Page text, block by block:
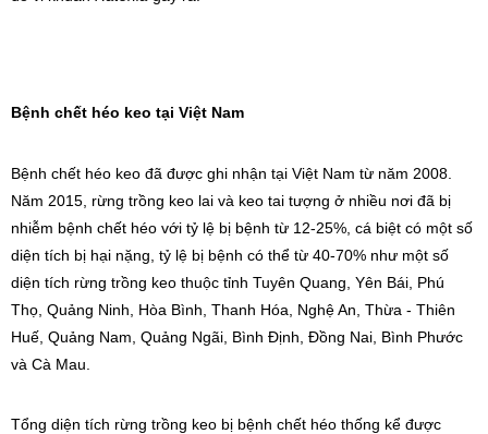
Bệnh chết héo keo tại Việt Nam
Bệnh chết héo keo đã được ghi nhận tại Việt Nam từ năm 2008.
Năm 2015, rừng trồng keo lai và keo tai tượng ở nhiều nơi đã bị
nhiễm bệnh chết héo với tỷ lệ bị bệnh từ 12-25%, cá biệt có một số
diện tích bị hại nặng, tỷ lệ bị bệnh có thể từ 40-70% như một số
diện tích rừng trồng keo thuộc tỉnh Tuyên Quang , Yên Bái, Phú
Thọ, Quảng Ninh, Hòa Bình, Thanh Hóa, Nghệ An, Thừa - Thiên
Huế, Quảng Nam, Quảng Ngãi, Bình Định, Đồng Nai, Bình Phước
và Cà Mau.
Tổng diện tích rừng trồng keo bị bệnh chết héo thống kể được